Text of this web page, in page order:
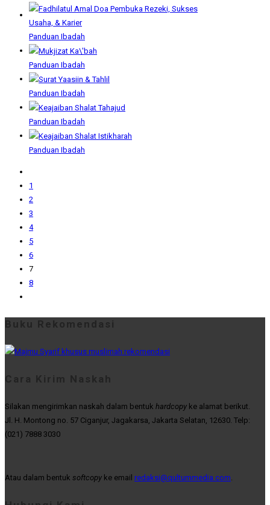
Panduan Ibadah
Panduan Ibadah
Panduan Ibadah
Panduan Ibadah
Panduan Ibadah
1
2
3
4
5
6
7
8
Buku Rekomendasi
Cara Kirim Naskah
Silakan mengirimkan naskah dalam bentuk hardcopy ke alamat berikut.
Jl. H. Montong no. 57 Ciganjur, Jagakarsa, Jakarta Selatan, 12630. Telp:
(021) 7888 3030
Atau dalam bentuk softcopy ke email redaksi@qultummedia.com.